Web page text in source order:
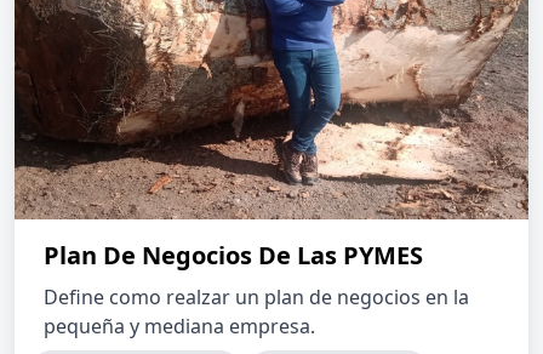
Plan De Negocios De Las PYMES
Define como realzar un plan de negocios en la
pequeña y mediana empresa.